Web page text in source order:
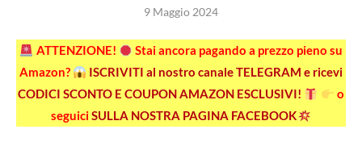
9 Maggio 2024
ATTENZIONE!
Stai ancora pagando a prezzo pieno su
Amazon?
ISCRIVITI al nostro canale TELEGRAM e ricevi
CODICI SCONTO E COUPON AMAZON ESCLUSIVI!
o
seguiciSULLA NOSTRA PAGINA FACEBOOK